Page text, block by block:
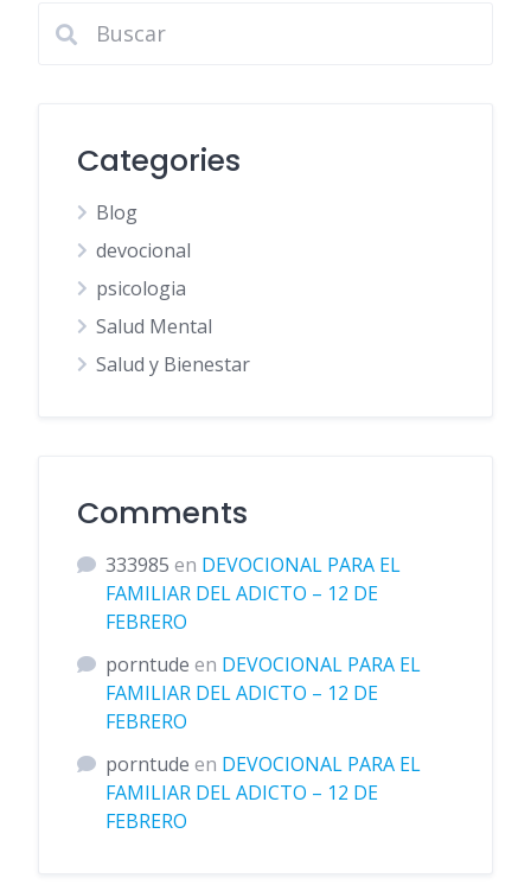
Categories
Blog
devocional
psicologia
Salud Mental
Salud y Bienestar
Comments
333985 en DEVOCIONAL PARA EL
FAMILIAR DEL ADICTO – 12 DE
FEBRERO
porntude en DEVOCIONAL PARA EL
FAMILIAR DEL ADICTO – 12 DE
FEBRERO
porntude en DEVOCIONAL PARA EL
FAMILIAR DEL ADICTO – 12 DE
FEBRERO